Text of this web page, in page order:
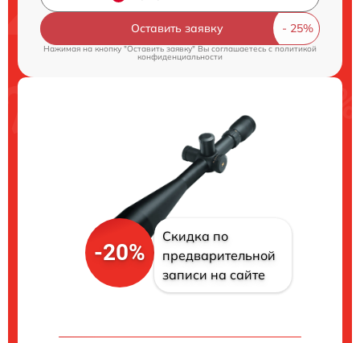
Оставить заявку
Нажимая на кнопку "Оставить заявку" Вы соглашаетесь cполитикой
конфиденциальности
-20%
Скидка по
предварительной
записи на сайте